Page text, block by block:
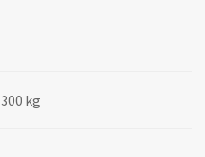
300 kg